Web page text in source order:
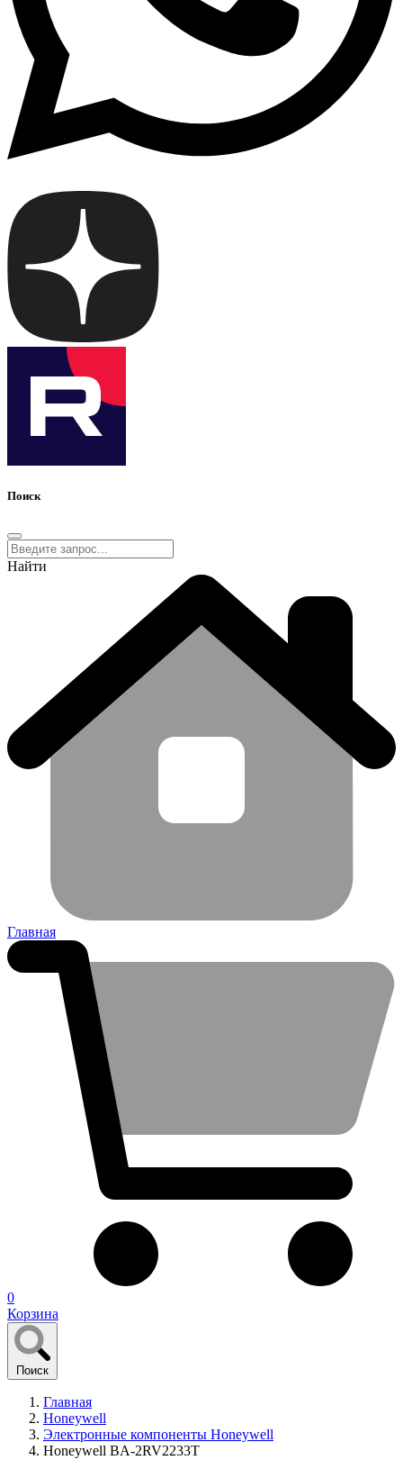
Поиск
Найти
Главная
0
Корзина
Поиск
Главная
Honeywell
Электронные компоненты Honeywell
Honeywell BA-2RV2233T